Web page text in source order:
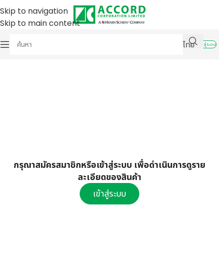
Skip to navigation
Skip to main content
ไทย
เข้าสู่ระบบ
กรุณาสมัครสมาชิกหรือเข้าสู่ระบบ เพื่อดำเนินการดูราย
ละเอียดของสินค้า
เข้าสู่ระบบ